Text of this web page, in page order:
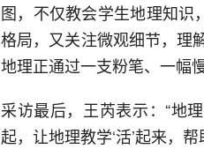
图，不仅教会学生地理知
格局，又关注微观细节，理
地理正通过一支粉笔、一幅
采访最后，王芮表示：“地
起，让地理教学‘活’起来，